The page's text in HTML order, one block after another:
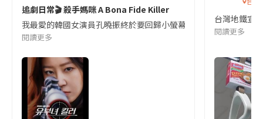
追劇日常🎬 殺手媽咪 A Bona Fide Killer
我最愛的韓國女演員孔曉振終於要回歸小螢幕啦!這次的劇本改編
閱讀更多
台灣地鐵宣
閱讀更多